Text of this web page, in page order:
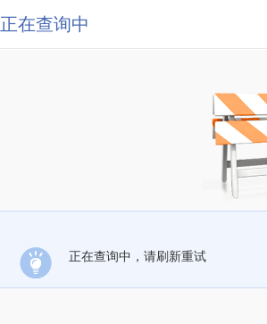
正在查询中
正在查询中，请刷新重试